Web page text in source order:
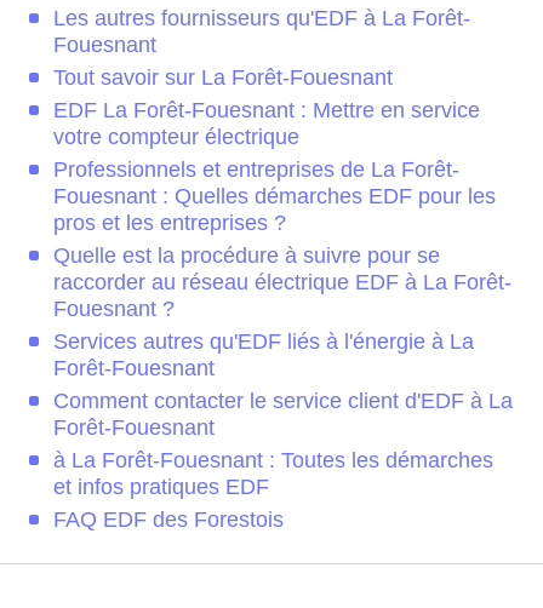
Les autres fournisseurs qu'EDF à La Forêt-
Fouesnant
Tout savoir sur La Forêt-Fouesnant
EDF La Forêt-Fouesnant : Mettre en service
votre compteur électrique
Professionnels et entreprises de La Forêt-
Fouesnant : Quelles démarches EDF pour les
pros et les entreprises ?
Quelle est la procédure à suivre pour se
raccorder au réseau électrique EDF à La Forêt-
Fouesnant ?
Services autres qu'EDF liés à l'énergie à La
Forêt-Fouesnant
Comment contacter le service client d'EDF à La
Forêt-Fouesnant
à La Forêt-Fouesnant : Toutes les démarches
et infos pratiques EDF
FAQ EDF des Forestois